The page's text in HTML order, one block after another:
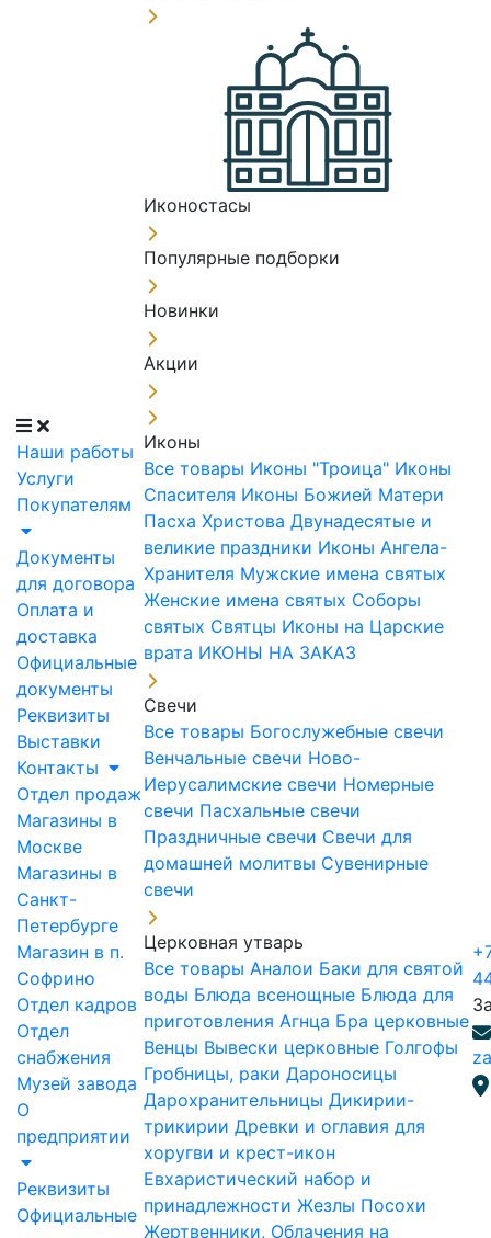
Наши работы
Услуги
Покупателям
Документы
для договора
Оплата и
доставка
Официальные
документы
Реквизиты
Выставки
Контакты
Отдел продаж
Магазины в
Москве
Магазины в
Санкт-
Петербурге
Магазин в п.
Софрино
Отдел кадров
Отдел
снабжения
Музей завода
О
предприятии
Реквизиты
Официальные
Иконостасы
Популярные подборки
Новинки
Акции
Иконы
Все товары Иконы "Троица" Иконы
Спасителя Иконы Божией Матери
Пасха Христова Двунадесятые и
великие праздники Иконы Ангела-
Хранителя Мужские имена святых
Женские имена святых Соборы
святых Святцы Иконы на Царские
врата ИКОНЫ НА ЗАКАЗ
Свечи
Все товары Богослужебные свечи
Венчальные свечи Ново-
Иерусалимские свечи Номерные
свечи Пасхальные свечи
Праздничные свечи Свечи для
домашней молитвы Сувенирные
свечи
Церковная утварь
Все товары Аналои Баки для святой
воды Блюда всенощные Блюда для
приготовления Агнца Бра церковные
Венцы Вывески церковные Голгофы
Гробницы, раки Дароносицы
Дарохранительницы Дикирии-
трикирии Древки и оглавия для
хоругви и крест-икон
Евхаристический набор и
принадлежности Жезлы Посохи
Жертвенники, Облачения на